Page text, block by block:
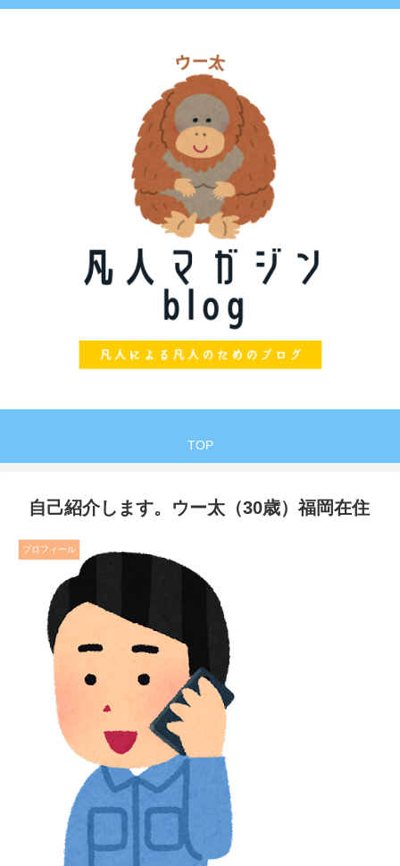
TOP
自己紹介します。ウー太（30歳）福岡在住
プロフィール